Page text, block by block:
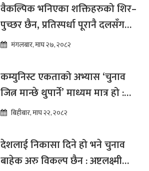
वैकल्पिक भनिएका शक्तिहरुको शिर–
पुच्छर छैन, प्रतिस्पर्धा पूरानै दलसँग
हुन्छ : डा.प्रकाश शरण महत
मंगलबार, माघ २७, २०८२
कम्युनिस्ट एकताको अभ्यास ‘चुनाव
जित्न मान्छे थुपार्ने’ माध्यम मात्र हो :
विप्लव
बिहीबार, माघ २२, २०८२
देशलाई निकासा दिने हो भने चुनाव
बाहेक अरु विकल्प छैन : अष्टलक्ष्मी